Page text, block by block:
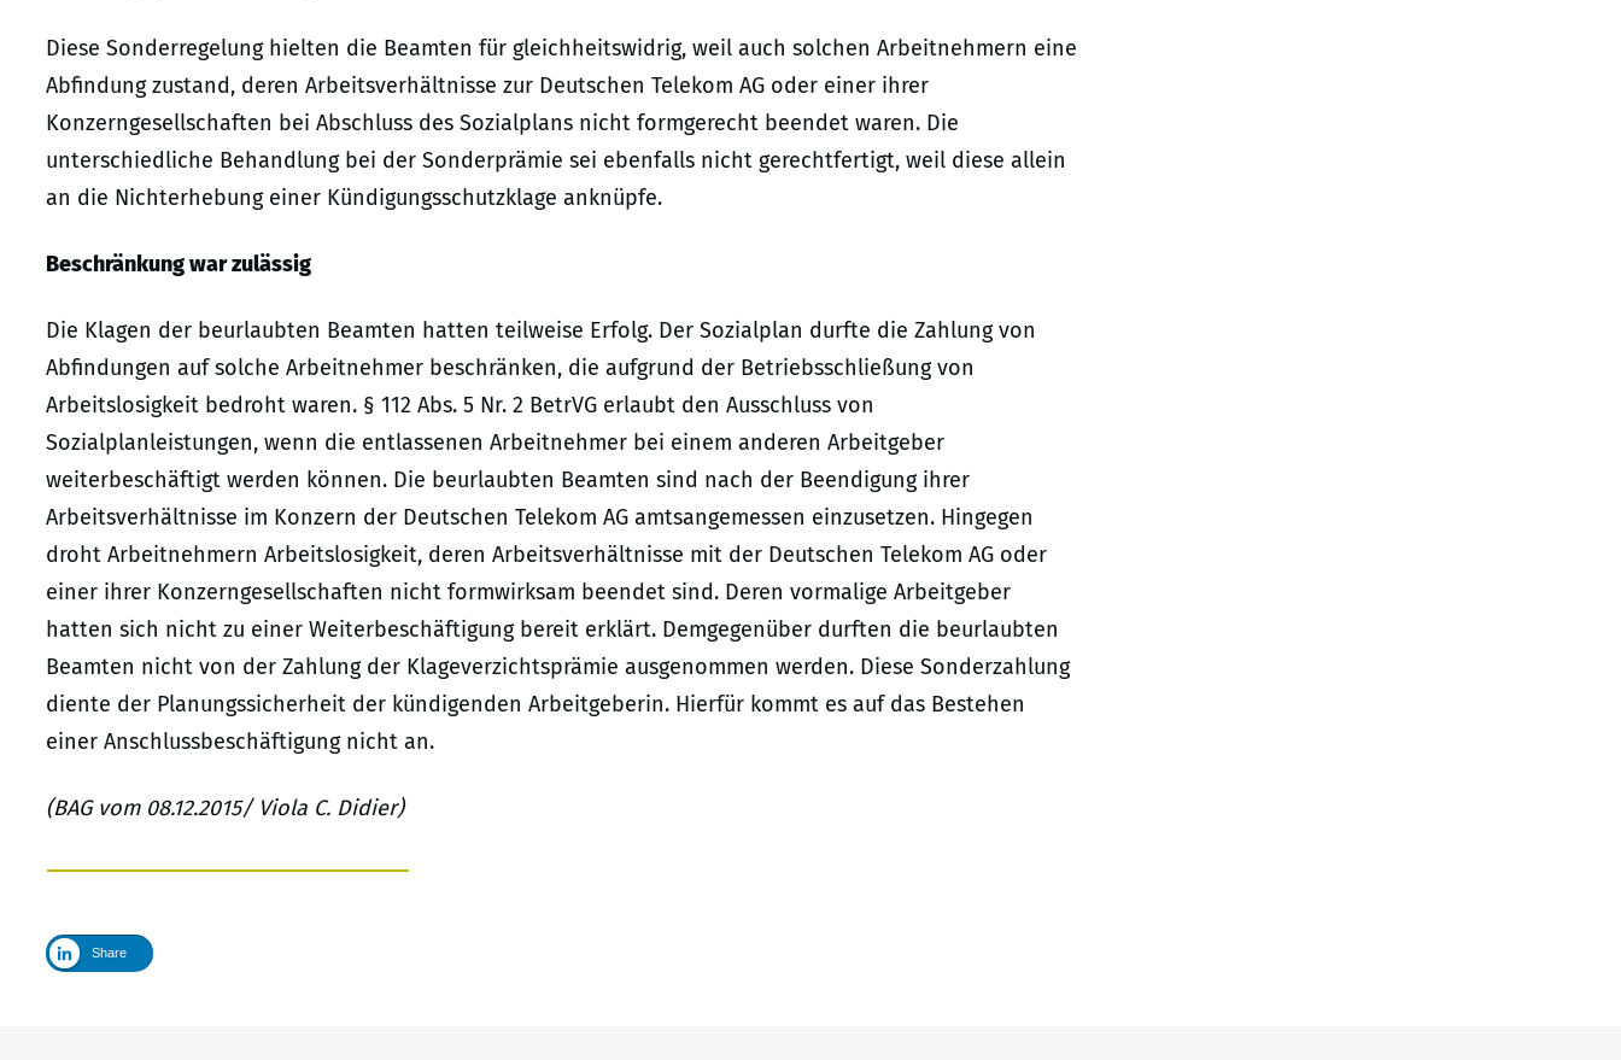
Diese Sonderregelung hielten die Beamten für gleichheitswidrig, weil auch solchen Arbeitnehmern eine
Abfindung zustand, deren Arbeitsverhältnisse zur Deutschen Telekom AG oder einer ihrer
Konzerngesellschaften bei Abschluss des Sozialplans nicht formgerecht beendet waren. Die
unterschiedliche Behandlung bei der Sonderprämie sei ebenfalls nicht gerechtfertigt, weil diese allein
an die Nichterhebung einer Kündigungsschutzklage anknüpfe.
Beschränkung war zulässig
Die Klagen der beurlaubten Beamten hatten teilweise Erfolg. Der Sozialplan durfte die Zahlung von
Abfindungen auf solche Arbeitnehmer beschränken, die aufgrund der Betriebsschließung von
Arbeitslosigkeit bedroht waren. § 112 Abs. 5 Nr. 2 BetrVG erlaubt den Ausschluss von
Sozialplanleistungen, wenn die entlassenen Arbeitnehmer bei einem anderen Arbeitgeber
weiterbeschäftigt werden können. Die beurlaubten Beamten sind nach der Beendigung ihrer
Arbeitsverhältnisse im Konzern der Deutschen Telekom AG amtsangemessen einzusetzen. Hingegen
droht Arbeitnehmern Arbeitslosigkeit, deren Arbeitsverhältnisse mit der Deutschen Telekom AG oder
einer ihrer Konzerngesellschaften nicht formwirksam beendet sind. Deren vormalige Arbeitgeber
hatten sich nicht zu einer Weiterbeschäftigung bereit erklärt. Demgegenüber durften die beurlaubten
Beamten nicht von der Zahlung der Klageverzichtsprämie ausgenommen werden. Diese Sonderzahlung
diente der Planungssicherheit der kündigenden Arbeitgeberin. Hierfür kommt es auf das Bestehen
einer Anschlussbeschäftigung nicht an.
(BAG vom 08.12.2015/ Viola C. Didier)
Share